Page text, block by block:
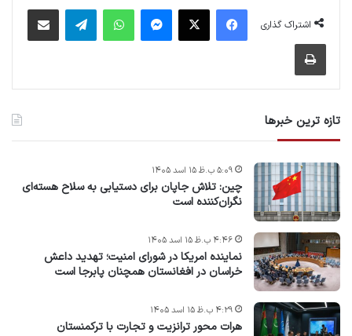
اشتراک گذاری
فیس بوک X پیام رسان واتس آپ تلگرام اشتراک گذاری از طریق ایمیل
چاپ
تازه ترین خبرها
چین: تلاش جاپان برای دستیابی به سلاح هسته‌ای
نگران‌کننده است
۵:۰۹ ب.ظ ۱۵ اسد ۱۴۰۵
نماینده امریکا در شورای امنیت؛ تهدید داعش
خراسان در افغانستان همچنان پابرجا است
۴:۴۶ ب.ظ ۱۵ اسد ۱۴۰۵
هرات محور ترانزیت و تجارت با ترکمنستان
۴:۲۹ ب.ظ ۱۵ اسد ۱۴۰۵